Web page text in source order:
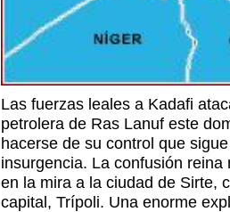
Las fuerzas leales a Kadafi
petrolera de Ras Lanuf este
hacerse de su control que
insurgencia. La confusión
en la mira a la ciudad de Sirte,
capital, Trípoli. Una enorme